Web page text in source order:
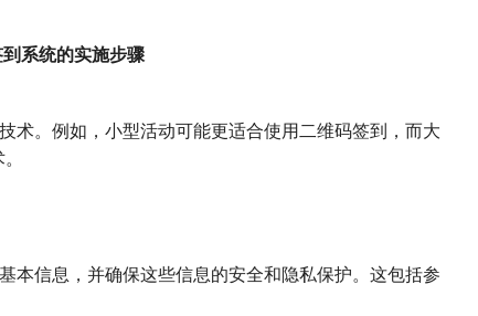
系统的实施步骤
术。例如，小型活动可能更适合使用二维码签到，而大
本信息，并确保这些信息的安全和隐私保护。这包括参